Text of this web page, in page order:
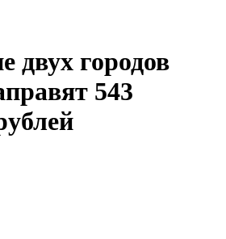
двух городов
543